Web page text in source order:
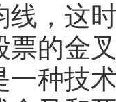
线，这
票的金
一种